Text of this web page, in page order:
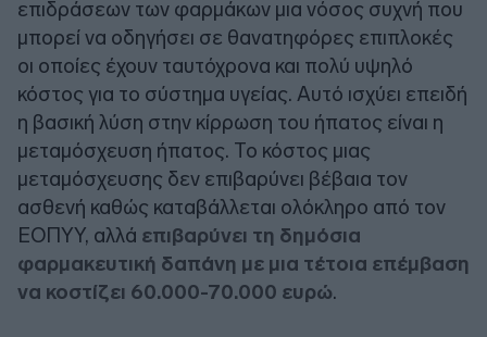
επιδράσεων των φαρμάκων μια νόσος συχνή που
μπορεί να οδηγήσει σε θανατηφόρες επιπλοκές
οι οποίες έχουν ταυτόχρονα και πολύ υψηλό
κόστος για το σύστημα υγείας. Αυτό ισχύει επειδή
η βασική λύση στην κίρρωση του ήπατος είναι η
μεταμόσχευση ήπατος. Το κόστος μιας
μεταμόσχευσης δεν επιβαρύνει βέβαια τον
ασθενή καθώς καταβάλλεται ολόκληρο από τον
ΕΟΠΥΥ, αλλά επιβαρύνει τη δημόσια
φαρμακευτική δαπάνη με μια τέτοια επέμβαση
να κοστίζει 60.000-70.000 ευρώ.